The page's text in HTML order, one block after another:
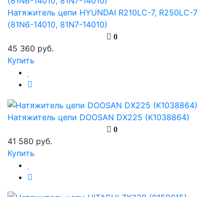
Натяжитель цепи HYUNDAI R210LC-7, R250LC-7
(81N6-14010, 81N7-14010)
0
45 360 руб.
Купить
Натяжитель цепи DOOSAN DX225 (K1038864)
0
41 580 руб.
Купить